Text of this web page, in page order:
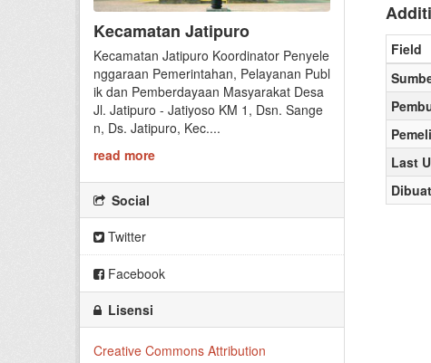
Kecamatan Jatipuro
Kecamatan Jatipuro Koordinator Penyele
nggaraan Pemerintahan, Pelayanan Publ
ik dan Pemberdayaan Masyarakat Desa
Jl. Jatipuro - Jatiyoso KM 1, Dsn. Sange
n, Ds. Jatipuro, Kec....
read more
Social
Twitter
Facebook
Lisensi
Creative Commons Attribution
Field
Last
Dibuat